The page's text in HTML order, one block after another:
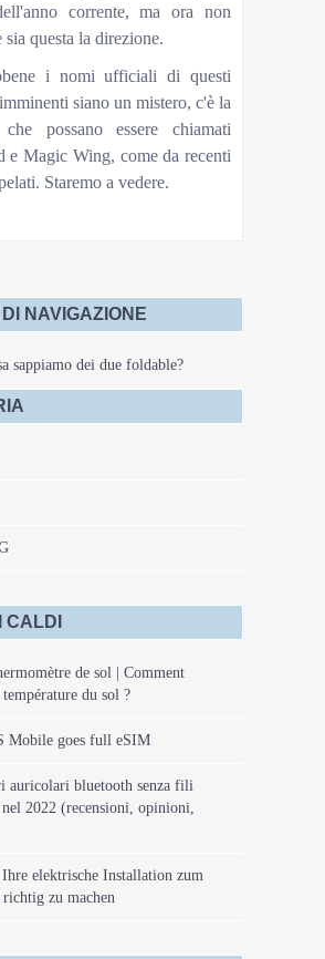
corrente, ma ora non
sia questa la direzione.
i nomi ufficiali di questi
siano un mistero, c'è la
che possano essere chiamati
e Magic Wing, come da recenti
Staremo a vedere.
NAVIGAZIONE
sappiamo dei due foldable?
CALDI
de sol | Comment
du sol ?
Mobile goes full eSIM
auricolari bluetooth senza fili
2022 (recensioni, opinioni,
elektrische Installation zum
zu machen